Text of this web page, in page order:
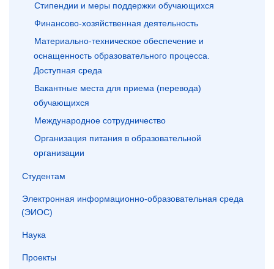
Стипендии и меры поддержки обучающихся
Финансово-хозяйственная деятельность
Материально-техническое обеспечение и
оснащенность образовательного процесса.
Доступная среда
Вакантные места для приема (перевода)
обучающихся
Международное сотрудничество
Организация питания в образовательной
организации
Студентам
Электронная информационно-образовательная среда
(ЭИОС)
Наука
Проекты